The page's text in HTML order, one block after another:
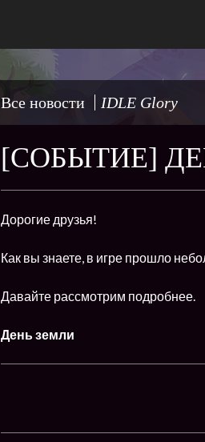
Все новости IDLE Glory
[СОБЫТИЕ]
Дорогие друзья!
Как вы знаете, в игре прошло
Давайте рассмотрим подробнее.
День земли